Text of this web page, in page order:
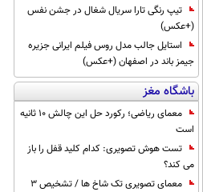
تیپ رنگی تارا سریال شغال در جشن نفس
(+عکس)
استایل جالب مدل روس فیلم ایرانی جزیره
جیمز باند در اصفهان (+عکس)
باشگاه مغز
معمای ریاضی؛ رکورد حل این چالش 10 ثانیه
است
تست هوش تصویری: کدام کلید قفل را باز
می کند؟
معمای تصویری تک شاخ ها / تشخیص 3